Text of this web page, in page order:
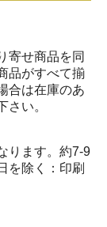
寄せ商品を同
品がすべて揃
合は在庫のあ
さい。
ります。約7-9
を除く：印刷